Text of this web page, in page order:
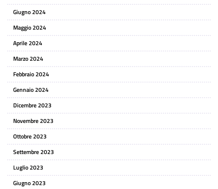
Giugno 2024
Maggio 2024
Aprile 2024
Marzo 2024
Febbraio 2024
Gennaio 2024
Dicembre 2023
Novembre 2023
Ottobre 2023
Settembre 2023
Luglio 2023
Giugno 2023